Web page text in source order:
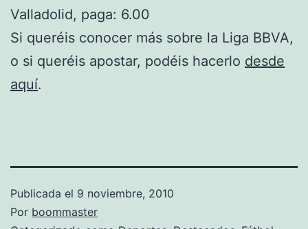
Valladolid, paga: 6.00
Si queréis conocer más sobre la Liga BBVA,
o si queréis apostar, podéis hacerlo desde
aquí.
Publicada el 9 noviembre, 2010
Por boommaster